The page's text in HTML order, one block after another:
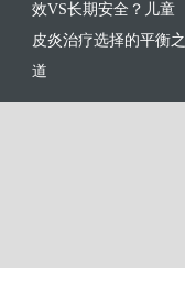
效VS长期安全？儿童
皮炎治疗选择的平衡之
道